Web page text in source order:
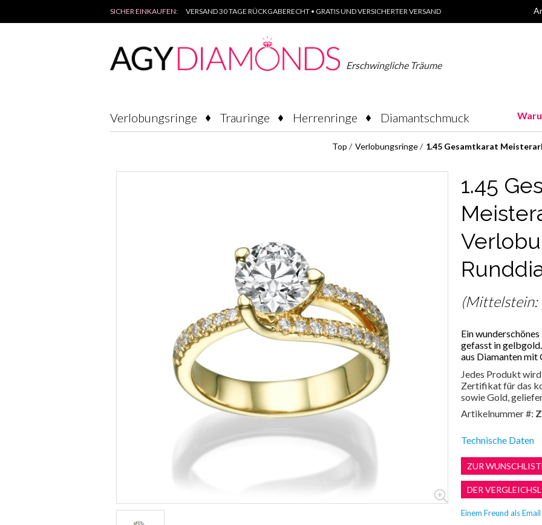
SICHER EINKAUFEN: VERSAND 30 TAGE RÜCKGABERECHT • GRATIS UND VERSICHERTER VERSAND
Erschwingliche Träume
Verlobungsringe Trauringe Herrenringe Diamantschmuck
Top / Verlobungsringe/ 1.45 Gesamtkarat
1.45
(Mittelstein:
Ein
gefasst in
aus Diamanten
Jedes Produkt
Zertifikat für das
sowie Gold,
Artikelnummer #:
Technische Daten